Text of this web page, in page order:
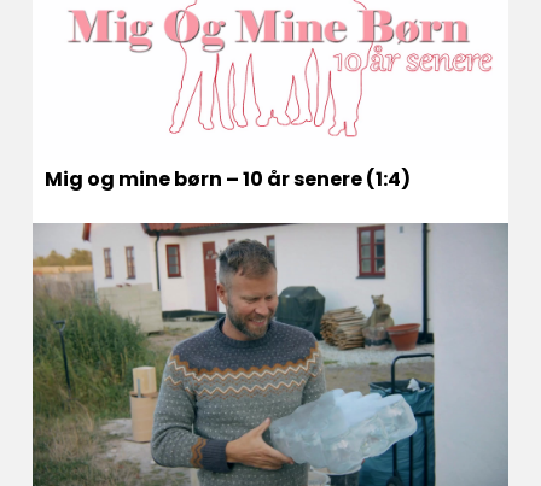
Mig og mine børn – 10 år senere (1:4)